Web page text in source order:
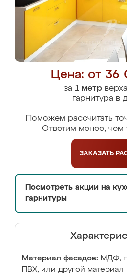
Цена: от 36
за 1 метр
гарнитура в
Поможем рассчитать
Ответим менее, чем
ЗАКАЗАТЬ
Посмотреть акции на
гарнитуры
Материал фасадов: МДФ,
ПВХ, или другой